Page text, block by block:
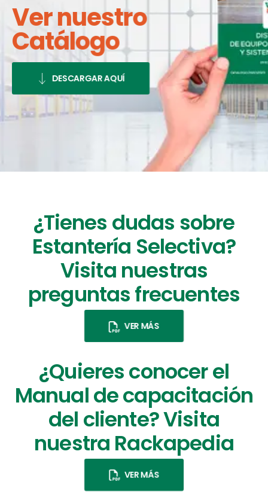
Ver nuestro
Catálogo
DESCARGAR AQUÍ
¿Tienes dudas sobre
Estantería Selectiva?
Visita nuestras
preguntas frecuentes
VER MÁS
¿Quieres conocer el
Manual de capacitación
del cliente? Visita
nuestra Rackapedia
VER MÁS